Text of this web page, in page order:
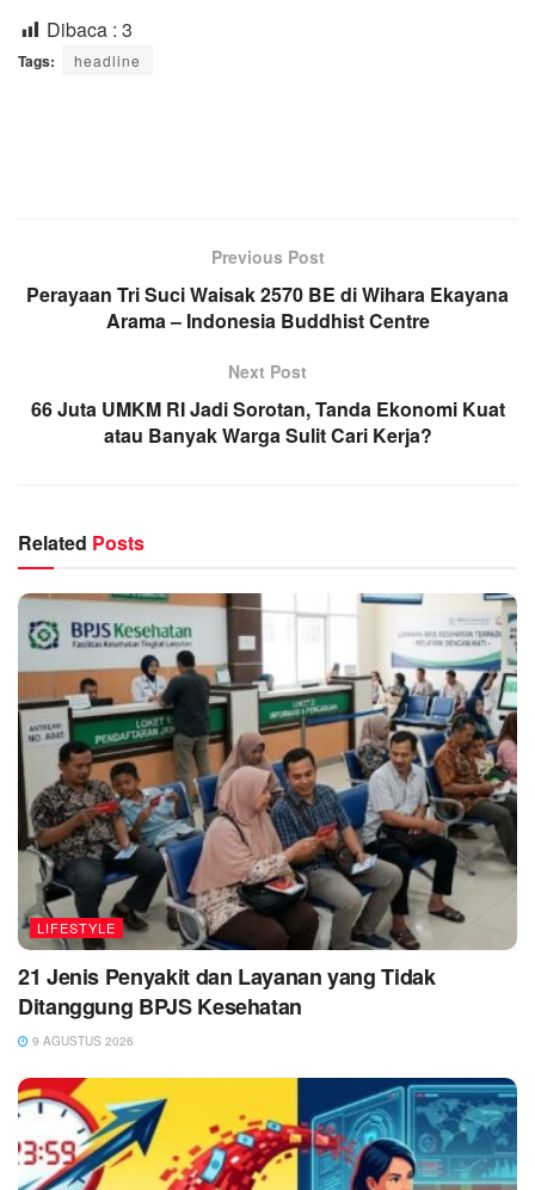
Dibaca : 3
Tags: headline
Previous Post
Perayaan Tri Suci Waisak 2570 BE di Wihara Ekayana
Arama – Indonesia Buddhist Centre
Next Post
66 Juta UMKM RI Jadi Sorotan, Tanda Ekonomi Kuat
atau Banyak Warga Sulit Cari Kerja?
Related Posts
LIFESTYLE
21 Jenis Penyakit dan Layanan yang Tidak
Ditanggung BPJS Kesehatan
9 AGUSTUS 2026